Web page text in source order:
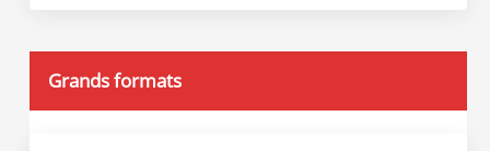
Grands formats